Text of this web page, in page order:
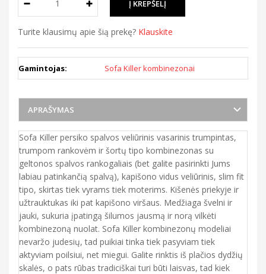
Turite klausimų apie šią prekę? Klauskite
Gamintojas: Sofa Killer kombinezonai
APRAŠYMAS
Sofa Killer persiko spalvos veliūrinis vasarinis trumpintas,
trumpom rankovėm ir šortų tipo kombinezonas su
geltonos spalvos rankogaliais (bet galite pasirinkti Jums
labiau patinkančią spalvą), kapišono vidus veliūrinis, slim fit
tipo, skirtas tiek vyrams tiek moterims. Kišenės priekyje ir
užtrauktukas iki pat kapišono viršaus. Medžiaga švelni ir
jauki, sukuria įpatingą šilumos jausmą ir norą vilkėti
kombinezoną nuolat. Sofa Killer kombinezonų modeliai
nevaržo judesių, tad puikiai tinka tiek pasyviam tiek
aktyviam poilsiui, net miegui. Galite rinktis iš plačios dydžių
skalės, o pats rūbas tradiciškai turi būti laisvas, tad kiek